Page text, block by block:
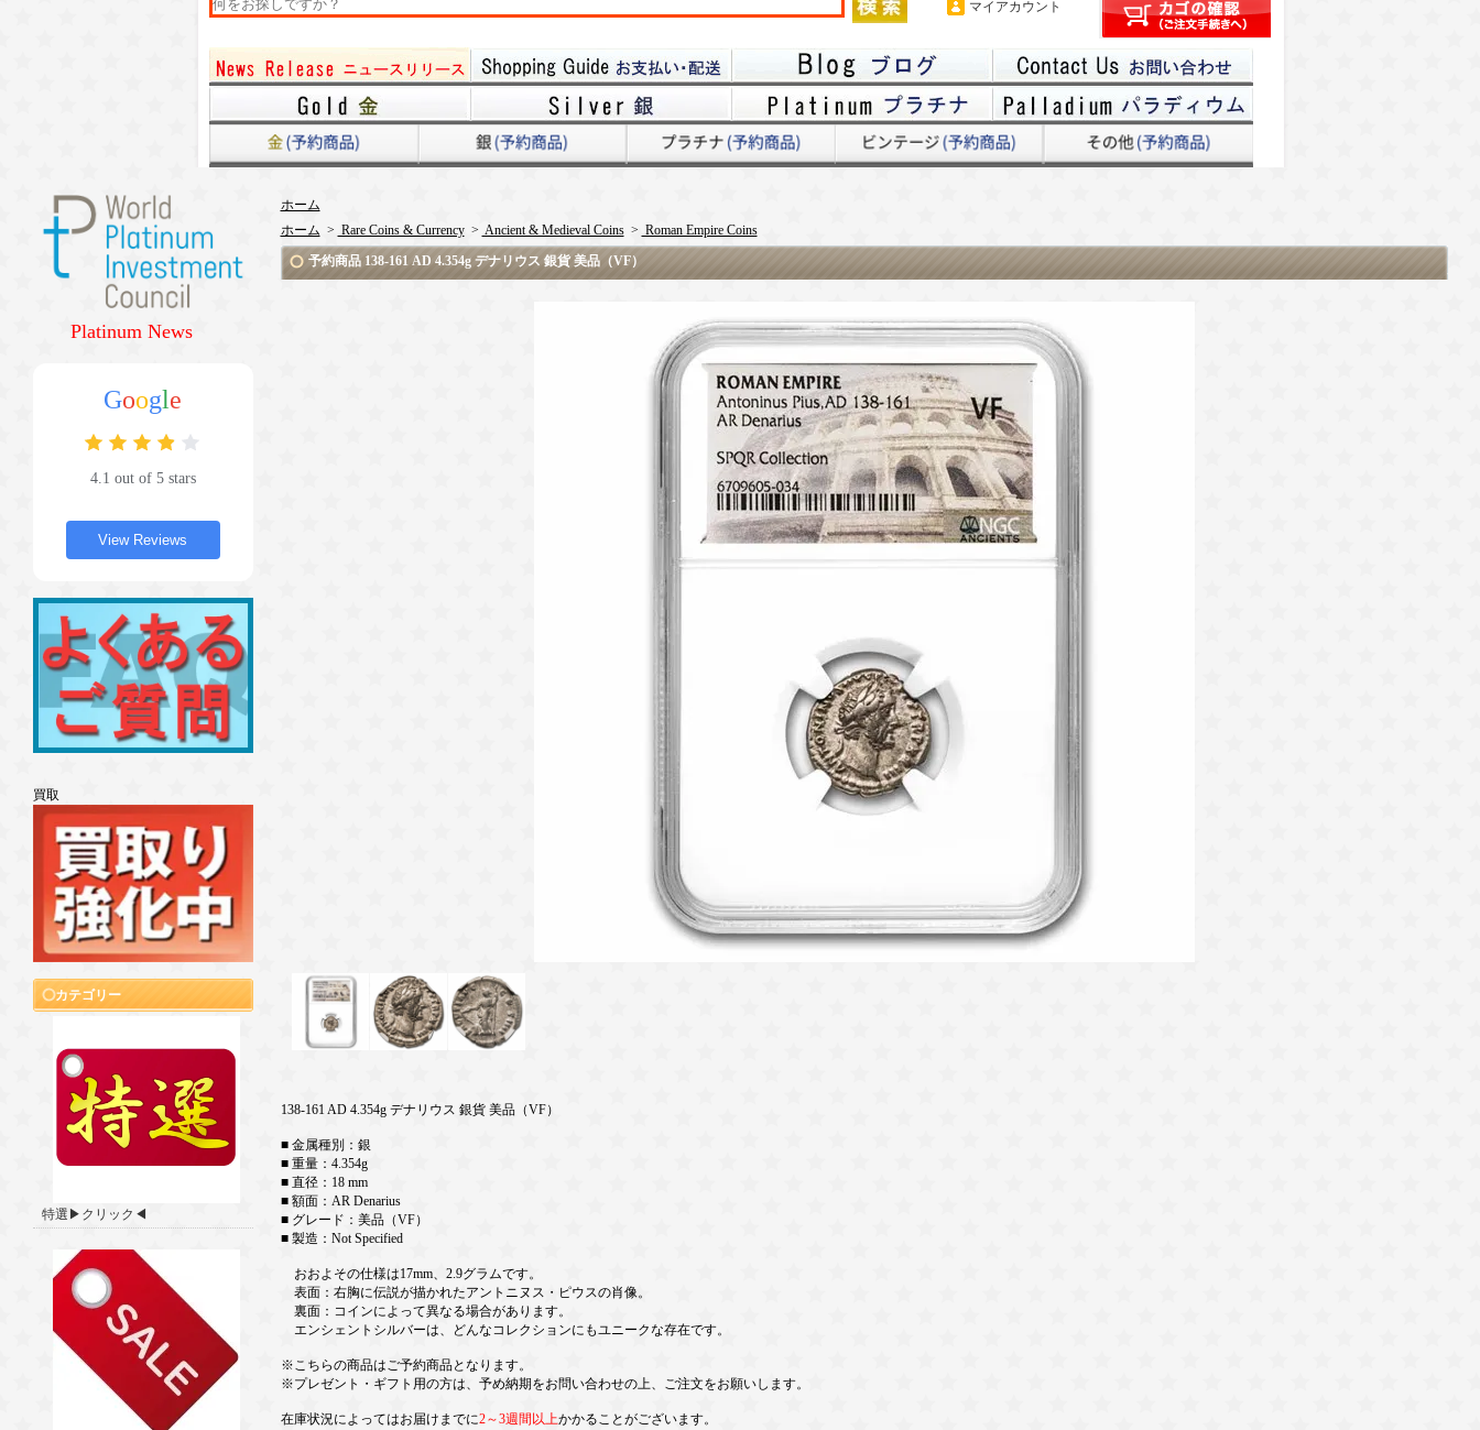
マイアカウント
Platinum News
Google
4.1 out of 5 stars
View Reviews
買取
カテゴリー
特選▶クリック◀
ホーム
ホーム > Rare Coins & Currency> Ancient & Medieval Coins> Roman Empire Coins
予約商品 138-161 AD 4.354g デナリウス 銀貨 美品（VF）
138-161 AD 4.354g デナリウス 銀貨 美品（VF）
■ 金属種別：銀
■ 重量：4.354g
■ 直径：18 mm
■ 額面：AR Denarius
■ グレード：美品（VF）
■ 製造：Not Specified
おおよその仕様は17mm、2.9グラムです。
表面：右胸に伝説が描かれたアントニヌス・ピウスの肖像。
裏面：コインによって異なる場合があります。
エンシェントシルバーは、どんなコレクションにもユニークな存在です。
※こちらの商品はご予約商品となります。
※プレゼント・ギフト用の方は、予め納期をお問い合わせの上、ご注文をお願いします。
在庫状況によってはお届けまでに2～3週間以上かかることがございます。